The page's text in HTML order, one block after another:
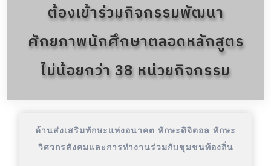
ต้องเข้าร่วมกิจกรรมพัฒนา
ศักยภาพนักศึกษาตลอดหลักสูตร
ไม่น้อยกว่า 38 หน่วยกิจกรรม
ด้านส่งเสริมทักษะแห่งอนาคต ทักษะดิจิตอล ทักษะ
วิศวกรสังคมและการทำงานร่วมกับชุมชนท้องถิ่น